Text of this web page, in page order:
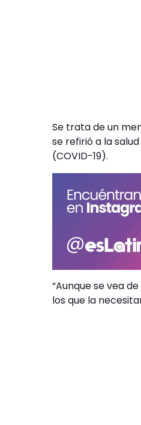
Se trata de un
se refirió a la
(COVID-19).
“Aunque se vea
los que la